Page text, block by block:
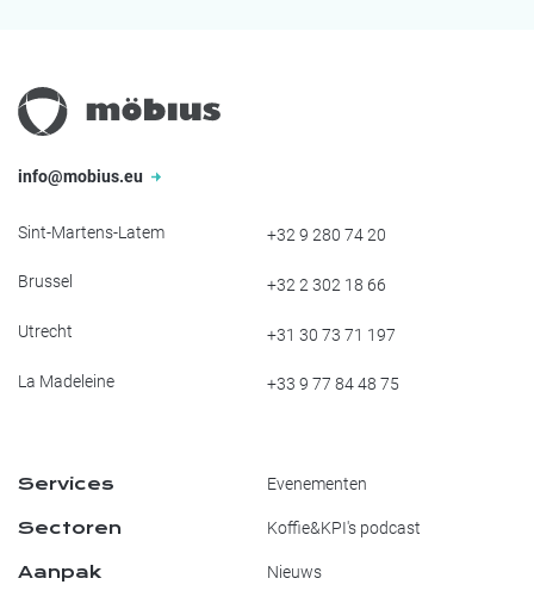
info@mobius.eu
Sint-Martens-Latem +32 9 280 74 20
Brussel +32 2 302 18 66
Utrecht +31 30 73 71 197
La Madeleine +33 9 77 84 48 75
Services
Sectoren
Aanpak
Evenementen
Koffie&KPI's podcast
Nieuws